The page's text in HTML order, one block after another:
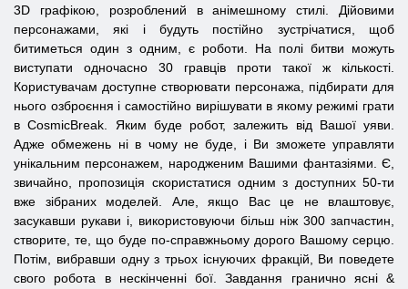
3D графікою, розроблений в анімешному стилі. Дійовими
персонажами, які і будуть постійно зустрічатися, щоб
битиметься один з одним, є роботи. На полі битви можуть
виступати одночасно 30 гравців проти такої ж кількості.
Користувачам доступне створювати персонажа, підбирати для
нього озброєння і самостійно вирішувати в якому режимі грати
в CosmicBreak. Яким буде робот, залежить від Вашої уяви.
Адже обмежень ні в чому не буде, і Ви зможете управляти
унікальним персонажем, народженим Вашими фантазіями. Є,
звичайно, пропозиція скористатися одним з доступних 50-ти
вже зібраних моделей. Але, якщо Вас це не влаштовує,
засукавши рукави і, використовуючи більш ніж 300 запчастин,
створите, те, що буде по-справжньому дорого Вашому серцю.
Потім, вибравши одну з трьох існуючих фракцій, Ви поведете
свого робота в нескінченні бої. Завдання гранично ясні &